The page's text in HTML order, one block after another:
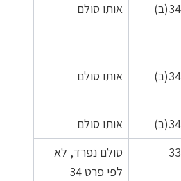
34(ב) אותו סולם
34(ב) אותו סולם
34(ב)
אותו סולם
33
סולם נפרד, לא
לפי פרט 34